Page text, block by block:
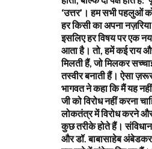
‘उत्तर’। हम सभी पहलुओं
हर किसी का अपना नज़रिया
इसलिए हर विषय पर एक
आता है। तो, हमें कई राय और
मिलती हैं, जो मिलकर
तस्वीर बनाती हैं। ऐसा ज़रूर
भागवत ने कहा कि मैं यह
जी को विरोध नहीं करना
लोकतंत्र में विरोध करने
कुछ तरीके होते हैं। संविधान
और डॉ. बाबासाहेब